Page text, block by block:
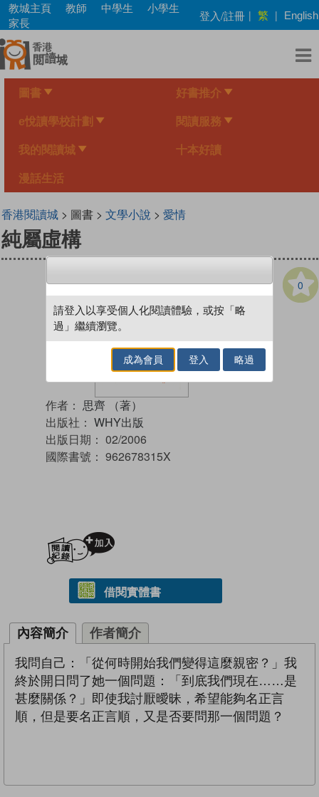
Skip
main
content
教城主頁 教師 中學生
小學生
家長
登入/註冊 | 繁 | English
圖書 好書推介
e悅讀學校計劃 閱讀服務
我的閱讀城 十本好讀
漫話生活
香港閱讀城> 圖書 > 文學小說 > 愛情
純屬虛構
0
作者： 思齊 （著）
出版社： WHY出版
出版日期： 02/2006
國際書號： 962678315X
借閱實體書
內容簡介 作者簡介
我問自己：「從何時開始我們變得這麼親密？」我
終於開日問了她一個問題：「到底我們現在……是
甚麼關係？」即使我討厭曖昧，希望能夠名正言
順，但是要名正言順，又是否要問那一個問題？
請登入以享受個人化閱讀體驗，或按「略
過」繼續瀏覽。
成為會員 登入 略過